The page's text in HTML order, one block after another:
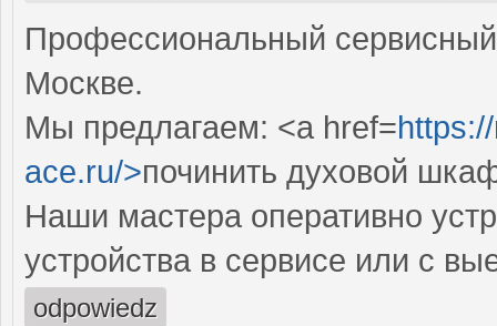
Профессиональный
Москве.
Мы предлагаем: <a href=
ace.ru/>починить духовой
Наши мастера оперативно
устройства в сервисе или с
odpowiedz